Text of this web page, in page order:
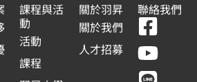
課程與活
動
活動
課程
關於羽昇
關於我們
人才招募
聯絡我們
F
a
c
Y
o
u
L
i
n
L
i
n